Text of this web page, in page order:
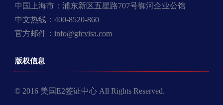
中国上海市：浦东新区五星路707号御河企业公馆
中文热线：400-8520-860
官方邮件： info@gfcvisa.com
版权信息
© 2016 美国E2签证中心 All Rights Reserved.